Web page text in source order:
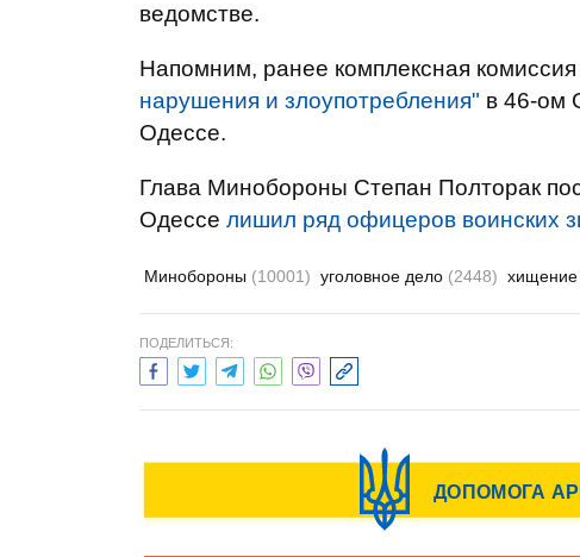
ведомстве.
Напомним, ранее комплексная
нарушения и злоупотребления" в 46-ом
Одессе.
Глава Минобороны Степан Полторак
Одессе лишил ряд офицеров воинских
Минобороны (10001) уголовное дело (2448) хищение
ПОДЕЛИТЬСЯ: